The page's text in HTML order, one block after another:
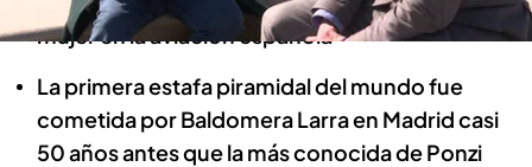
mujer en la aviación española
La primera estafa piramidal del mundo fue
cometida por Baldomera Larra en Madrid casi
50 años antes que la más conocida de Ponzi